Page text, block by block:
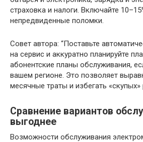
страховка и налоги. Включайте
непредвиденные поломки.
Совет автора: “Поставьте
на сервис и аккуратно планируйте
абонентские планы обслуживания,
вашем регионе. Это позволяет
месячные траты и избегать «скупых»
Сравнение вариантов
выгоднее
Возможности обслуживания